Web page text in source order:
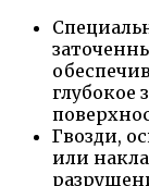
глубокое
Гвозди,
или